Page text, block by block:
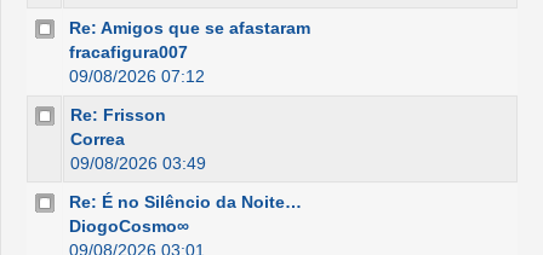
Re: Amigos que se afastaram
fracafigura007
09/08/2026 07:12
Re: Frisson
Correa
09/08/2026 03:49
Re: É no Silêncio da Noite…
DiogoCosmo∞
09/08/2026 03:01